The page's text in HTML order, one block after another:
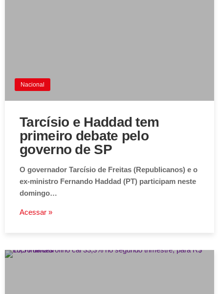
Nacional
Tarcísio e Haddad tem
primeiro debate pelo
governo de SP
O governador Tarcísio de Freitas (Republicanos) e o
ex-ministro Fernando Haddad (PT) participam neste
domingo…
Acessar »